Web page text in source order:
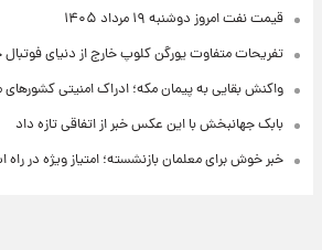
قیمت نفت امروز دوشنبه ۱۹ مرداد ۱۴۰۵
تفریحات متفاوت یورگن کلوپ خارج از دنیای فوتبال
واکنش بقایی به پیمان مکه؛ ادراک امنیتی کشورهای
بابک جهانبخش با این عکس خبر از اتفاقی تازه داد
خبر خوش برای معلمان بازنشسته؛ امتیاز ویژه در راه